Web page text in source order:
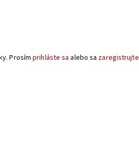
Prosímprihláste sa alebo sa zaregistrujte